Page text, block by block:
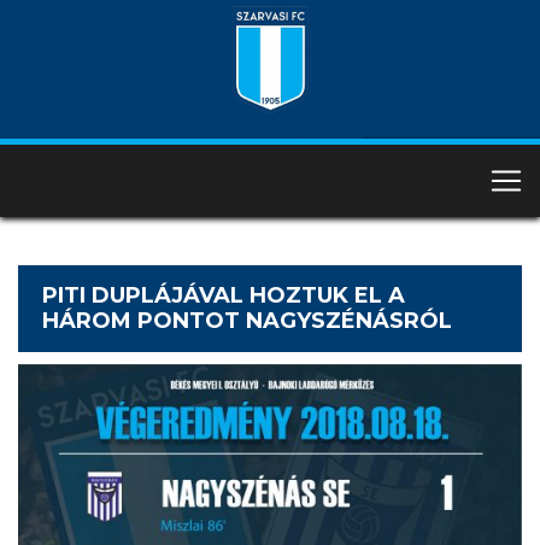
PITI DUPLÁJÁVAL HOZTUK EL A
HÁROM PONTOT NAGYSZÉNÁSRÓL